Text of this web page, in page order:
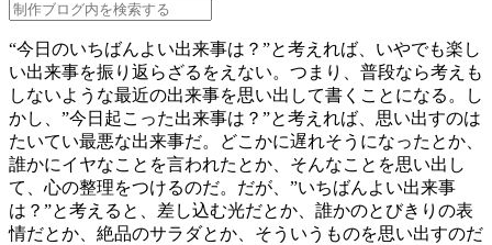
“今日のいちばんよい出来事は？”と考えれば、いやでも楽し
い出来事を振り返らざるをえない。つまり、普段なら考えも
しないような最近の出来事を思い出して書くことになる。し
かし、”今日起こった出来事は？”と考えれば、思い出すのは
たいてい最悪な出来事だ。どこかに遅れそうになったとか、
誰かにイヤなことを言われたとか、そんなことを思い出し
て、心の整理をつけるのだ。だが、”いちばんよい出来事
は？”と考えると、差し込む光だとか、誰かのとびきりの表
情だとか、絶品のサラダとか、そういうものを思い出すのだ